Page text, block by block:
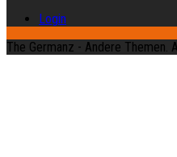
Login
The Germanz - Andere Themen.